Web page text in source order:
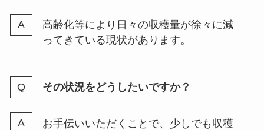
高齢化等により日々の収穫量が徐々に減
ってきている現状があります。
その状況をどうしたいですか？
お手伝いいただくことで、少しでも収穫